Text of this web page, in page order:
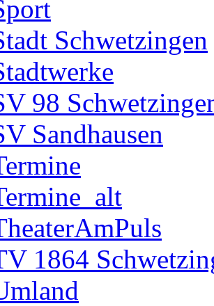
Schwetzingen
98
Sandhausen
1864